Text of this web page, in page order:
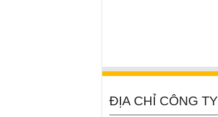
ĐỊA CHỈ CÔNG TY